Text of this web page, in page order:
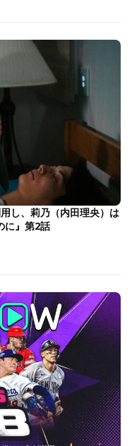
し、莉乃（内田理央）は
に』第2話